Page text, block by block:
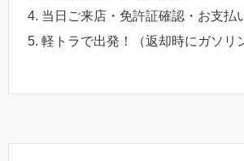
当日ご来店・免許証確認・お支払
軽トラで出発！（返却時にガソリ